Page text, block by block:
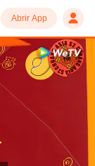
Abrir App